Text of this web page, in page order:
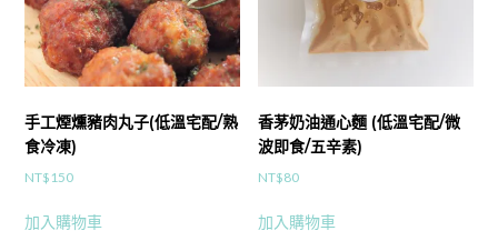
手工煙燻豬肉丸子(低溫宅配/熟
食冷凍)
NT$ 150
加入購物車
香茅奶油通心麵 (低溫宅配/微
波即食/五辛素)
NT$80
加入購物車